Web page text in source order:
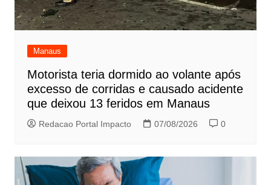
Manaus
Motorista teria dormido ao volante após
excesso de corridas e causado acidente
que deixou 13 feridos em Manaus
Redacao Portal Impacto 07/08/2026 0